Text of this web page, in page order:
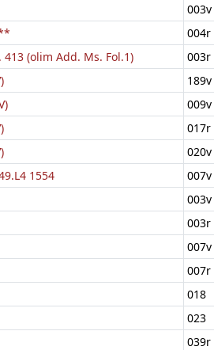
003v
004r
413 (olim Add. Ms. Fol.1)
003r
189v
009v
017r
020v
1554
007v
003v
003r
007v
007r
018
023
039r